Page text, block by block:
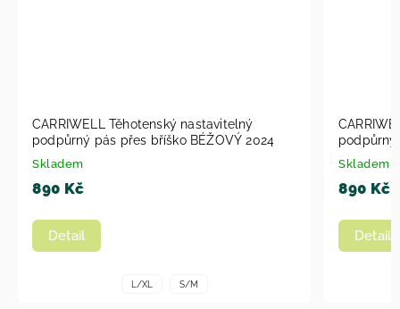
CARRIWELL Těhotenský nastavitelný
podpůrný pás přes bříško BÉŽOVÝ 2024
Skladem
890 Kč
Detail
L/XL S/M
podpůrný
Skladem
890 Kč
Detail